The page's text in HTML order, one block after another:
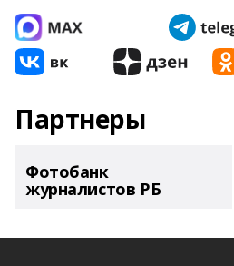
Партнеры
Фотобанк
журналистов РБ